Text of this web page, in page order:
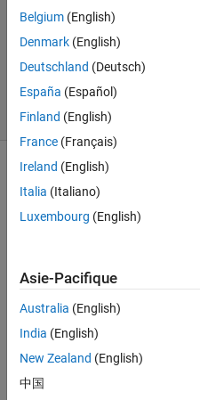
AMITAVA
44
solvers
0 likes
Assumed
that
has
the
same
diameter
total
Belgium (English)
Denmark (English)
Deutschland (Deutsch)
España (Español)
Finland (English)
France (Français)
Ireland (English)
Italia (Italiano)
Luxembourg (English)
Asie-Pacifique
Australia (English)
India (English)
New Zealand (English)
中国